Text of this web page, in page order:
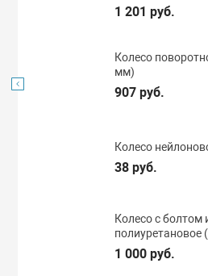
1 201 руб.
Колесо
мм)
907 руб.
Колесо
38 руб.
Колесо с болтом
полиуретановое
1 000 руб.